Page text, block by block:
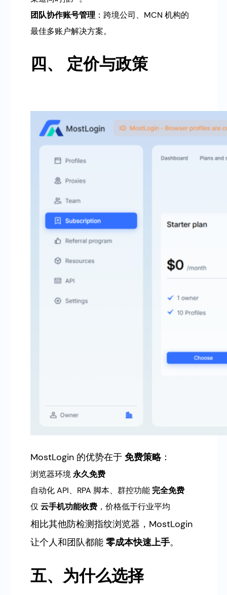
团队协作账号管理 ：跨境公司、MCN 机构的
最佳多账户解决方案。
四、 定价与政策
MostLogin 的优势在于 免费策略：
浏览器环境永久免费
自动化 API、RPA 脚本、群控功能 完全免费
仅 云手机功能收费 ，价格低于行业平均
相比其他防检测指纹浏览器，MostLogin
让个人和团队都能 零成本快速上手。
五、为什么选择